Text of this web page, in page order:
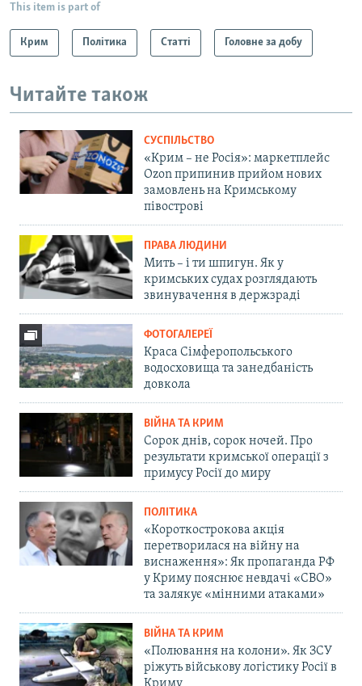
This item is part of
Крим Політика Статті Головне за добу
Читайте також
СУСПІЛЬСТВО
«Крим – не Росія»: маркетплейс
Ozon припинив прийом нових
замовлень на Кримському
півострові
ПРАВА ЛЮДИНИ
Мить – і ти шпигун. Як у
кримських судах розглядають
звинувачення в держзраді
ФОТОГАЛЕРЕЇ
Краса Сімферопольського
водосховища та занедбаність
довкола
ВІЙНА ТА КРИМ
Сорок днів, сорок ночей. Про
результати кримської операції з
примусу Росії до миру
ПОЛІТИКА
«Короткострокова акція
перетворилася на війну на
виснаження»: Як пропаганда РФ
у Криму пояснює невдачі «СВО»
та залякує «мінними атаками»
ВІЙНА ТА КРИМ
«Полювання на колони». Як ЗСУ
ріжуть військову логістику Росії в